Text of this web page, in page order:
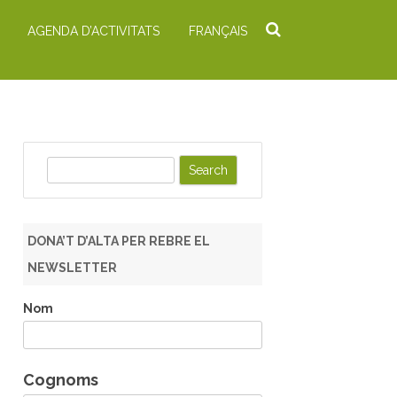
AGENDA D’ACTIVITATS FRANÇAIS
h
DONA’T D’ALTA PER REBRE EL
NEWSLETTER
Nom
Cognoms